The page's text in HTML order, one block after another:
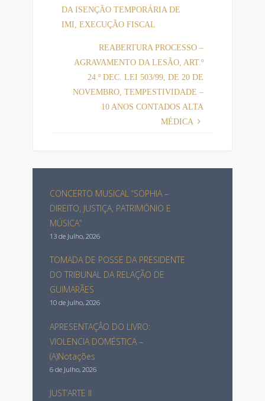
DA ISENÇÃO TEMPORÁRIA DE
IMI, EXECUÇÃO FISCAL
REABERTURA PROCESSO –
AGRAVAMENTO DA LESÃO, ART.º
24.º DEC. LEI 503/99, DE 20 DE
NOVEMBRO, TEMPESTIVIDADE –
10 ANOS CONTADOS ALTA
MÉDICA
CONCERTO MUSICAL “SOPHIA –
DIREITO, JUSTIÇA, PATRIMÓNIO E
MÚSICA”
13 de Julho, 2026
TOMADA DE POSSE DA PRESIDENTE
DO TRIBUNAL DA RELAÇÃO DE
GUIMARÃES
10 de Julho, 2026
APRESENTAÇÂO DO LIVRO:
VIOLENCIA DOMÉSTICA –
(A)Notações
6 de Julho, 2026
JUST’ARTE II